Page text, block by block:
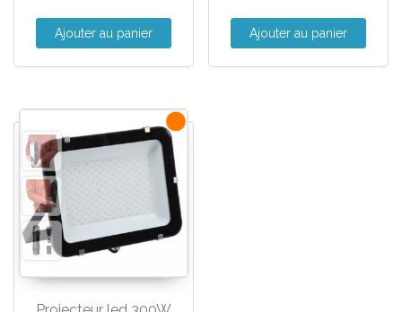
Ajouter au panier Ajouter au panier